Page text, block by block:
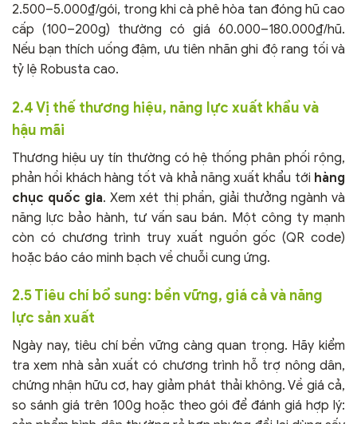
2.500–5.000₫/gói, trong khi cà phê hòa tan đóng hũ cao
cấp (100–200g) thường có giá 60.000–180.000₫/hũ.
Nếu bạn thích uống đậm, ưu tiên nhãn ghi độ rang tối và
tỷ lệ Robusta cao.
2.4 Vị thế thương hiệu, năng lực xuất khẩu và
hậu mãi
Thương hiệu uy tín thường có hệ thống phân phối rộng,
phản hồi khách hàng tốt và khả năng xuất khẩu tới hàng
chục quốc gia. Xem xét thị phần, giải thưởng ngành và
năng lực bảo hành, tư vấn sau bán. Một công ty mạnh
còn có chương trình truy xuất nguồn gốc (QR code)
hoặc báo cáo minh bạch về chuỗi cung ứng.
2.5 Tiêu chí bổ sung: bền vững, giá cả và năng
lực sản xuất
Ngày nay, tiêu chí bền vững càng quan trọng. Hãy kiểm
tra xem nhà sản xuất có chương trình hỗ trợ nông dân,
chứng nhận hữu cơ, hay giảm phát thải không. Về giá cả,
so sánh giá trên 100g hoặc theo gói để đánh giá hợp lý: